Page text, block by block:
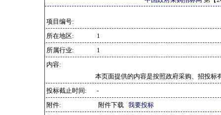
项目编号:
所在地区:
1
所属行业:
1
内容:
本页面提供的内容是按照政府采购、招投标
投标截止时间:
-
附件:
附件下载 我要投标